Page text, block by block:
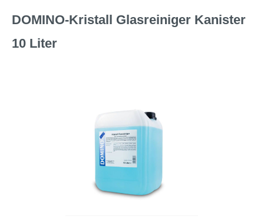
DOMINO-Kristall Glasreiniger Kanister
10 Liter